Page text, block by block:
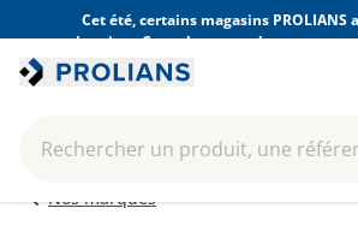
Cet été, certains magasins PROLIANS
horaires. Consultez ceux de votre
visite.
Rechercher un produit, une
Nos marques